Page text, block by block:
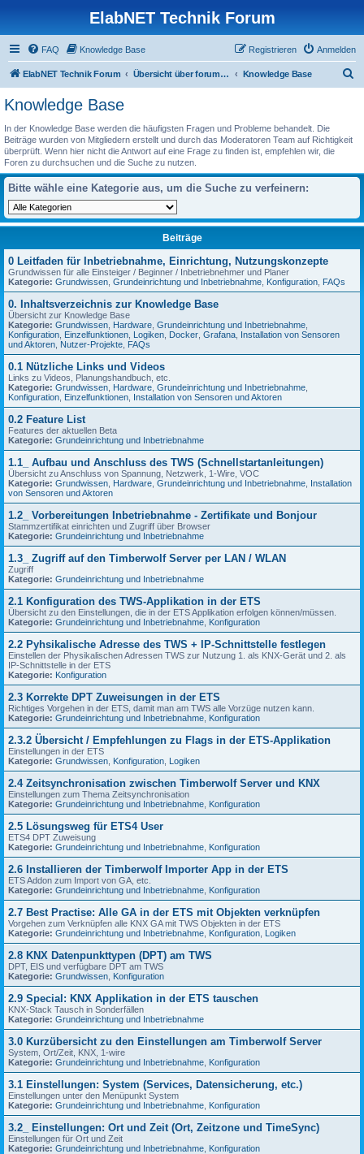
ElabNET Technik Forum
FAQ Knowledge Base Anmelden
Registrieren
ElabNET Technik Forum Übersicht über forum.timberwolf.io Knowledge Base
Knowledge Base
In der Knowledge Base werden die häufigsten Fragen und Probleme behandelt. Die
Beiträge wurden von Mitgliedern erstellt und durch das Moderatoren Team auf Richtigkeit
überprüft. Wenn hier nicht die Antwort auf eine Frage zu finden ist, empfehlen wir, die
Foren zu durchsuchen und die Suche zu nutzen.
Bitte wähle eine Kategorie aus, um die Suche zu verfeinern:
Beiträge
0 Leitfaden für Inbetriebnahme, Einrichtung, Nutzungskonzepte
Grundwissen für alle Einsteiger / Beginner / Inbetriebnehmer und Planer
Kategorie: Grundwissen Grundeinrichtung und Inbetriebnahme Konfiguration FAQs
0. Inhaltsverzeichnis zur Knowledge Base
Übersicht zur Knowledge Base
Kategorie: Grundwissen Hardware Grundeinrichtung und Inbetriebnahme
Konfiguration Einzelfunktionen Logiken Docker Grafana Installation von Sensoren
und Aktoren Nutzer-Projekte FAQs
0.1 Nützliche Links und Videos
Links zu Videos, Planungshandbuch, etc.
Kategorie: Grundwissen Hardware Grundeinrichtung und Inbetriebnahme
Konfiguration Einzelfunktionen Installation von Sensoren und Aktoren
0.2 Feature List
Features der aktuellen Beta
Kategorie: Grundeinrichtung und Inbetriebnahme
1.1_ Aufbau und Anschluss des TWS (Schnellstartanleitungen)
Übersicht zu Anschluss von Spannung, Netzwerk, 1-Wire, VOC
Kategorie: Grundwissen Hardware Grundeinrichtung und Inbetriebnahme Installation
von Sensoren und Aktoren
1.2_ Vorbereitungen Inbetriebnahme - Zertifikate und Bonjour
Stammzertifikat einrichten und Zugriff über Browser
Kategorie: Grundeinrichtung und Inbetriebnahme
1.3_ Zugriff auf den Timberwolf Server per LAN / WLAN
Zugriff
Kategorie: Grundeinrichtung und Inbetriebnahme
2.1 Konfiguration des TWS-Applikation in der ETS
Übersicht zu den Einstellungen, die in der ETS Applikation erfolgen können/müssen.
Kategorie: Grundeinrichtung und Inbetriebnahme Konfiguration
2.2 Pyhsikalische Adresse des TWS + IP-Schnittstelle festlegen
Einstellen der Physikalischen Adressen TWS zur Nutzung 1. als KNX-Gerät und 2. als
IP-Schnittstelle in der ETS
Kategorie: Konfiguration
2.3 Korrekte DPT Zuweisungen in der ETS
Richtiges Vorgehen in der ETS, damit man am TWS alle Vorzüge nutzen kann.
Kategorie: Grundeinrichtung und Inbetriebnahme Konfiguration
2.3.2 Übersicht / Empfehlungen zu Flags in der ETS-Applikation
Einstellungen in der ETS
Kategorie: Grundwissen Konfiguration Logiken
2.4 Zeitsynchronisation zwischen Timberwolf Server und KNX
Einstellungen zum Thema Zeitsynchronisation
Kategorie: Grundeinrichtung und Inbetriebnahme Konfiguration
2.5 Lösungsweg für ETS4 User
ETS4 DPT Zuweisung
Kategorie: Grundeinrichtung und Inbetriebnahme Konfiguration
2.6 Installieren der Timberwolf Importer App in der ETS
ETS Addon zum Import von GA, etc.
Kategorie: Grundeinrichtung und Inbetriebnahme Konfiguration
2.7 Best Practise: Alle GA in der ETS mit Objekten verknüpfen
Vorgehen zum Verknüpfen alle KNX GA mit TWS Objekten in der ETS
Kategorie: Grundeinrichtung und Inbetriebnahme Konfiguration Logiken
2.8 KNX Datenpunkttypen (DPT) am TWS
DPT, EIS und verfügbare DPT am TWS
Kategorie: Grundwissen Konfiguration
2.9 Special: KNX Applikation in der ETS tauschen
KNX-Stack Tausch in Sonderfällen
Kategorie: Grundeinrichtung und Inbetriebnahme
3.0 Kurzübersicht zu den Einstellungen am Timberwolf Server
System, Ort/Zeit, KNX, 1-wire
Kategorie: Grundeinrichtung und Inbetriebnahme Konfiguration
3.1 Einstellungen: System (Services, Datensicherung, etc.)
Einstellungen unter den Menüpunkt System
Kategorie: Grundeinrichtung und Inbetriebnahme Konfiguration
3.2_ Einstellungen: Ort und Zeit (Ort, Zeitzone und TimeSync)
Einstellungen für Ort und Zeit
Kategorie: Grundeinrichtung und Inbetriebnahme Konfiguration